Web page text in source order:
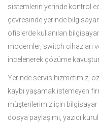
sistemlerin yerinde kontrol
çevresinde yerinde
ofislerde kullanılan
modemler, switch cihazları
incelenerek çözüme
Yerinde servis hizmetimiz,
kaybı yaşamak istemeyen
müşterilerimiz için bilgisayar
dosya paylaşımı, yazıcı